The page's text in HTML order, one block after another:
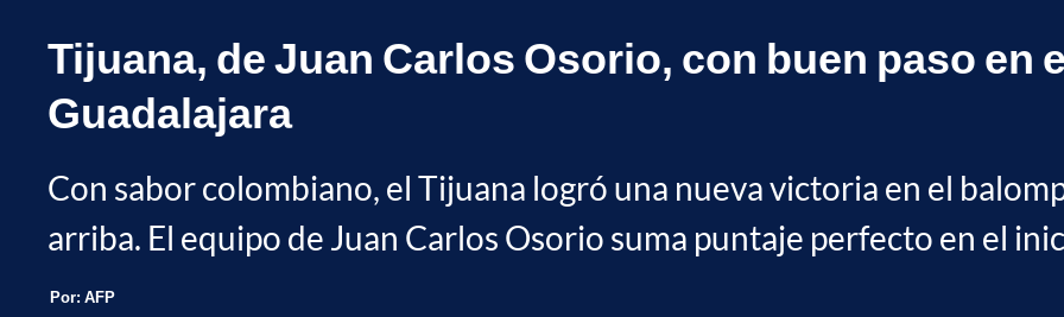
Tijuana, de Juan Carlos Osorio, con buen paso en
Guadalajara
Con sabor colombiano, el Tijuana logró una nueva victoria en el
arriba. El equipo de Juan Carlos Osorio suma puntaje perfecto en el
Por: AFP